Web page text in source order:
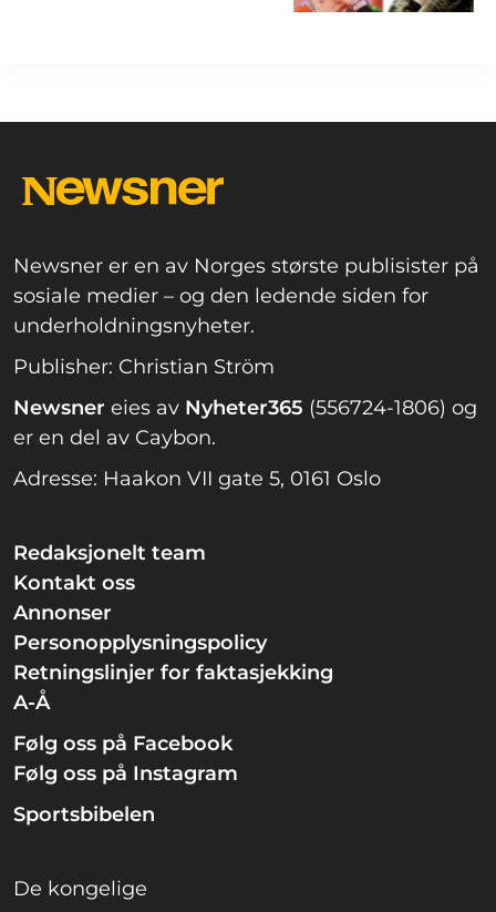
Newsner er en av Norges største publisister på
sosiale medier – og den ledende siden for
underholdningsnyheter.
Publisher: Christian Ström
Newsner eies av Nyheter365 (556724-1806) og
er en del av Caybon.
Adresse: Haakon VII gate 5, 0161 Oslo
Redaksjonelt team
Kontakt oss
Annonser
Personopplysningspolicy
Retningslinjer for faktasjekking
A-Å
Følg oss på Facebook
Følg oss på Instagram
Sportsbibelen
De kongelige